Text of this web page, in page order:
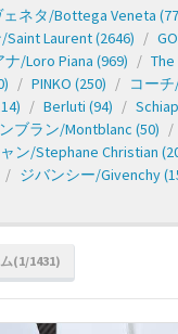
ネタ/Bottega Veneta
Laurent(2646)
ナ/Loro Piana (969)
PINKO (250) コーチ
Berluti (94)
ブラン/Montblanc (50)
ン/Stephane Christian
ジバンシー/Givenchy
(1/1431)